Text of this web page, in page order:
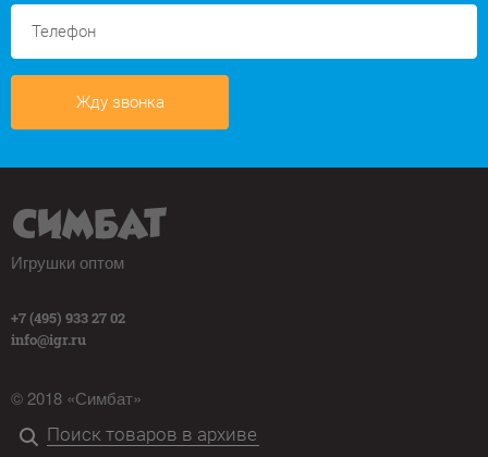
Жду звонка
Игрушки оптом
+7 (495) 933 27 02
info@igr.ru
© 2018 «Симбат»